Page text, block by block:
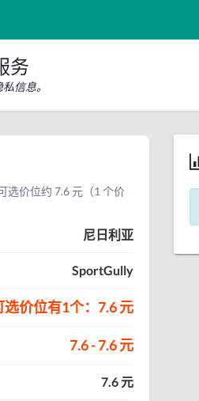
务
信息。
选价位约 7.6 元（1 个价
尼日利亚
SportGully
选价位有1个：7.6 元
7.6 - 7.6 元
7.6 元